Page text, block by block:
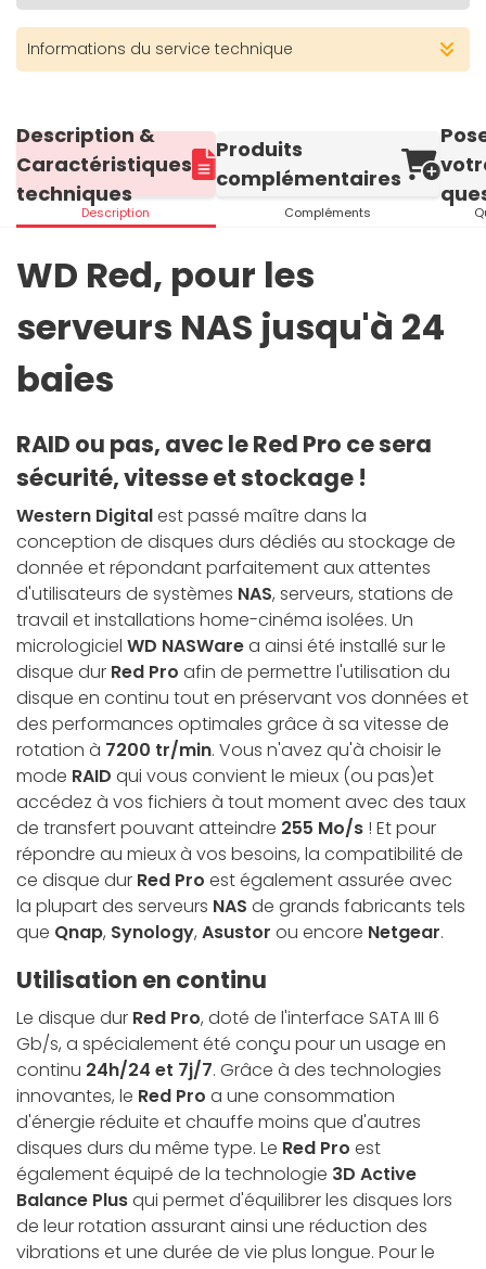
Informations du service technique
Description &
Caractéristiques
techniques
Description
Produits
complémentaires
Compléments
WD Red, pour les
serveurs NAS jusqu'à 24
baies
RAID ou pas, avec le Red Pro ce sera
sécurité, vitesse et stockage !
Western Digitalest passé maître dans la
conception de disques durs dédiés au stockage de
donnée et répondant parfaitement aux attentes
d'utilisateurs de systèmes NAS, serveurs, stations de
travail et installations home-cinéma isolées. Un
micrologiciel WD NASWarea ainsi été installé sur le
disque dur Red Pro afin de permettre l'utilisation du
disque en continu tout en préservant vos données et
des performances optimales grâce à sa vitesse de
rotation à 7200 tr/min. Vous n'avez qu'à choisir le
mode RAID qui vous convient le mieux (ou pas)et
accédez à vos fichiers à tout moment avec des taux
de transfert pouvant atteindre 255 Mo/s ! Et pour
répondre au mieux à vos besoins, la compatibilité de
ce disque dur Red Pro est également assurée avec
la plupart des serveurs NAS de grands fabricants tels
que Qnap, Synology, Asustor ou encore Netgear.
Utilisation en continu
Le disque dur Red Pro, doté de l'interface SATA III 6
Gb/s, a spécialement été conçu pour un usage en
continu 24h/24 et 7j/7. Grâce à des technologies
innovantes, le Red Pro a une consommation
d'énergie réduite et chauffe moins que d'autres
disques durs du même type. Le Red Pro est
également équipé de la technologie 3D Active
Balance Plusqui permet d'équilibrer les disques lors
de leur rotation assurant ainsi une réduction des
vibrations et une durée de vie plus longue. Pour le